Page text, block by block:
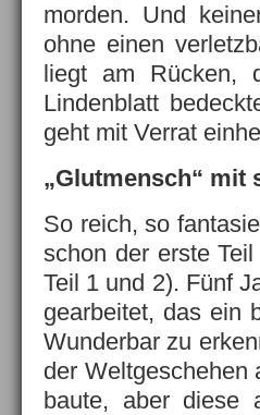
morden. Und
ohne einen
liegt am Rücken,
Lindenblatt
geht mit Verrat
„Glutmensch“ mit
So reich, so
schon der erste
Teil 1 und 2). Fünf
gearbeitet, das ein
Wunderbar zu
der Weltgeschehen
baute, aber diese